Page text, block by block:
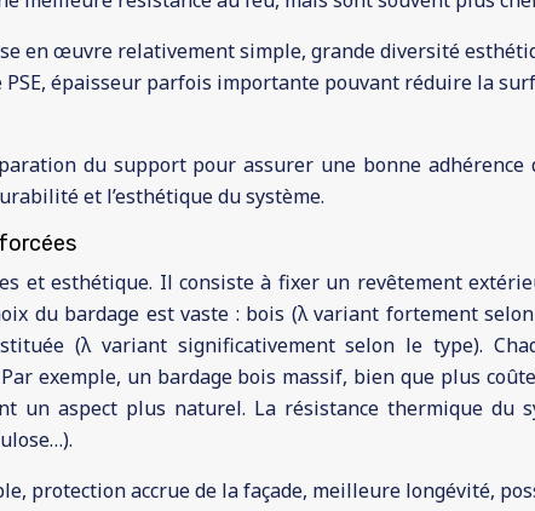
en œuvre relativement simple, grande diversité
épaisseur parfois importante pouvant réduire la
du support pour assurer une bonne adhérence
et l’esthétique du système.
et esthétique. Il consiste à fixer un revêtement
du bardage est vaste : bois (λ variant fortement selon
(λ variant significativement selon le type).
exemple, un bardage bois massif, bien que plus
un aspect plus naturel. La résistance thermique du
protection accrue de la façade, meilleure longévité,